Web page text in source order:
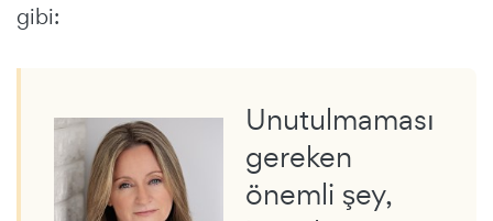
gibi:
Unutulmaması
gereken
önemli şey,